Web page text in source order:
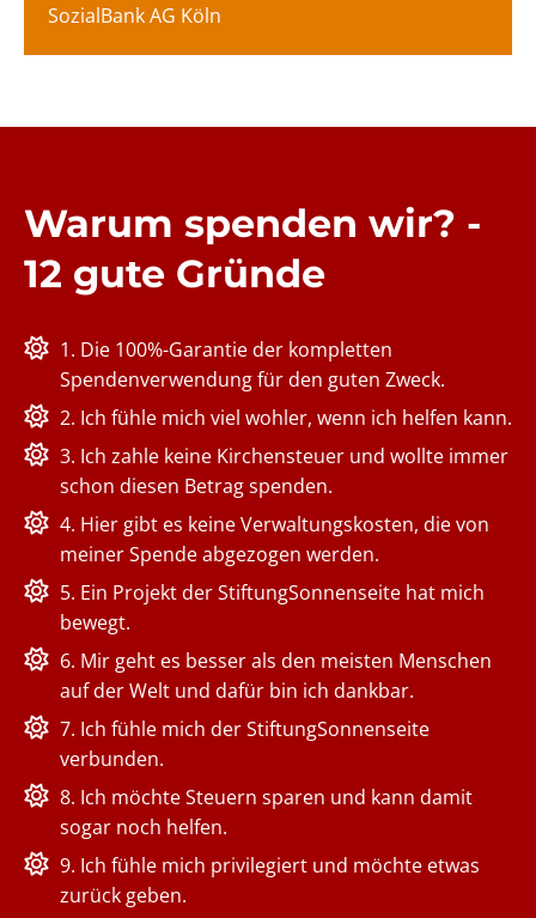
SozialBank AG Köln
Warum spenden wir? -
12 gute Gründe
1. Die 100%-Garantie der kompletten
Spendenverwendung für den guten Zweck.
2. Ich fühle mich viel wohler, wenn ich helfen kann.
3. Ich zahle keine Kirchensteuer und wollte immer
schon diesen Betrag spenden.
4. Hier gibt es keine Verwaltungskosten, die von
meiner Spende abgezogen werden.
5. Ein Projekt der StiftungSonnenseite hat mich
bewegt.
6. Mir geht es besser als den meisten Menschen
auf der Welt und dafür bin ich dankbar.
7. Ich fühle mich der StiftungSonnenseite
verbunden.
8. Ich möchte Steuern sparen und kann damit
sogar noch helfen.
9. Ich fühle mich privilegiert und möchte etwas
zurück geben.